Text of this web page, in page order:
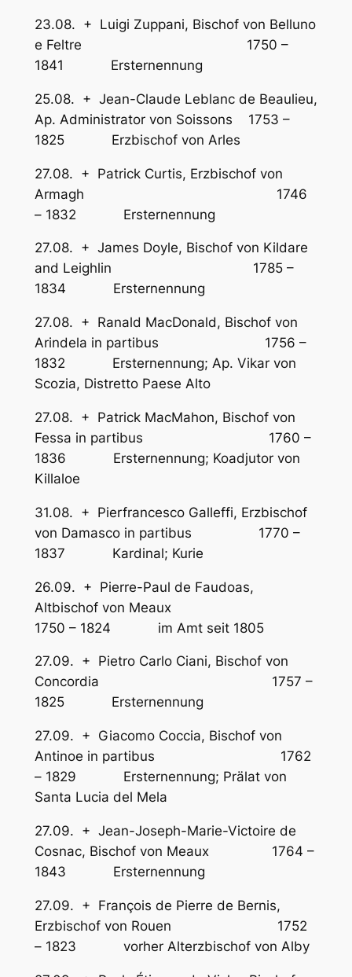
23.08. + Luigi Zuppani, Bischof von Belluno
e Feltre 1750 –
1841 Ersternennung
25.08. + Jean-Claude Leblanc de Beaulieu,
Ap. Administrator von Soissons 1753 –
1825 Erzbischof von Arles
27.08. + Patrick Curtis, Erzbischof von
Armagh 1746
– 1832 Ersternennung
27.08. + James Doyle, Bischof von Kildare
and Leighlin 1785 –
1834 Ersternennung
27.08. + Ranald MacDonald, Bischof von
Arindela in partibus 1756 –
1832 Ersternennung; Ap. Vikar von
Scozia, Distretto Paese Alto
27.08. + Patrick MacMahon, Bischof von
Fessa in partibus 1760 –
1836 Ersternennung; Koadjutor von
Killaloe
31.08. + Pierfrancesco Galleffi, Erzbischof
von Damasco in partibus 1770 –
1837 Kardinal; Kurie
26.09. + Pierre-Paul de Faudoas,
Altbischof von Meaux
1750 – 1824 im Amt seit 1805
27.09. + Pietro Carlo Ciani, Bischof von
Concordia 1757 –
1825 Ersternennung
27.09. + Giacomo Coccia, Bischof von
Antinoe in partibus 1762
– 1829 Ersternennung; Prälat von
Santa Lucia del Mela
27.09. + Jean-Joseph-Marie-Victoire de
Cosnac, Bischof von Meaux 1764 –
1843 Ersternennung
27.09. + François de Pierre de Bernis,
Erzbischof von Rouen 1752
– 1823 vorher Alterzbischof von Alby